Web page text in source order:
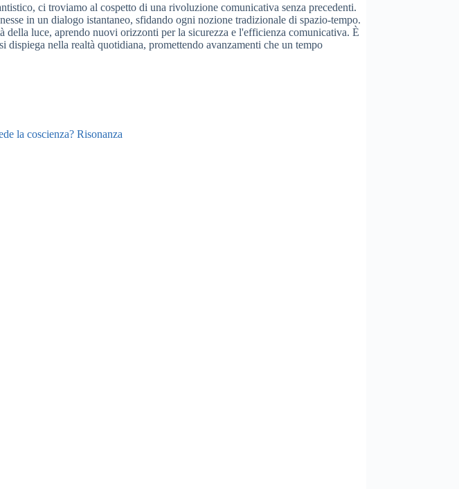
ci troviamo al cospetto di una rivoluzione comunicativa senza precedenti.
in un dialogo istantaneo, sfidando ogni nozione tradizionale di spazio-tempo.
luce, aprendo nuovi orizzonti per la sicurezza e l'efficienza comunicativa. È
nella realtà quotidiana, promettendo avanzamenti che un tempo